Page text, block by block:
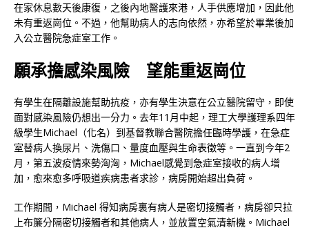
在家休息數天後康復，之後內地醫護來港，人手供應增加，因此他
未有重返崗位。不過，他幫助病人的志向依然，亦希望於畢業後加
入公立醫院急症室工作。
願承擔感染風險 望能重返崗位
有學生在隔離設施幫助抗疫，亦有學生決意在公立醫院留守，即使
面對感染風險仍想出一分力。去年11月中起，理工大學護理系四年
級學生Michael（化名）到基督教聯合醫院擔任臨時學護，在急症
室替病人換尿片、洗傷口、量度血壓與生命表徵等。一直到今年2
月，第五波疫情來勢洶洶，Michael感覺到急症室接收的病人增
加，愈來愈多呼吸道疾病患者求診，病房開始超出負荷。
工作期間，Michael 得知病房裏有病人是密切接觸者，病房卻只拉
上布簾分隔密切接觸者和其他病人，並放置空氣清新機。Michael